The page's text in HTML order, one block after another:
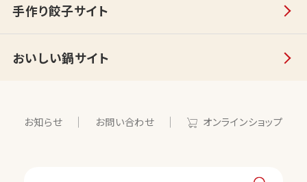
手作り餃子サイト
おいしい鍋サイト
お知らせ お問い合わせ オンラインショップ